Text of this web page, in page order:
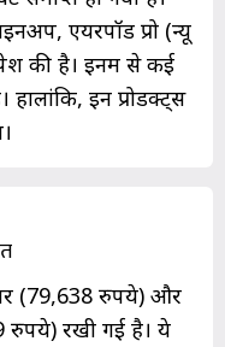
एयरपॉड प्रो (न्यू
की है। इनमें से कई
हालांकि, इन प्रोडक्ट्स
(79,638 रुपये) और
रुपये) रखी गई है। ये